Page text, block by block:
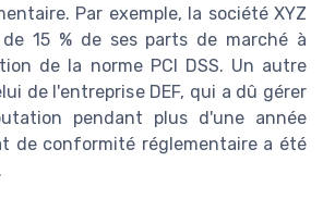
Par exemple, la société XYZ
15 % de ses parts de marché à
de la norme PCI DSS. Un autre
de l'entreprise DEF, qui a dû gérer
pendant plus d'une année
de conformité réglementaire a été